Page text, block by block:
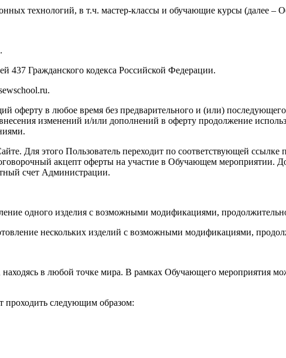
технологий, в т.ч. мастер-классы и обучающие курсы (далее
437 Гражданского кодекса Российской Федерации.
оферту в любое время без предварительного и (или)
изменений и/или дополнений в оферту продолжение
Для этого Пользователь переходит по соответствующей
акцепт оферты на участие в Обучающем мероприятии.
счет Администрации.
одного изделия с возможными модификациями,
нескольких изделий с возможными модификациями,
в любой точке мира. В рамках Обучающего мероприятия
проходить следующим образом: